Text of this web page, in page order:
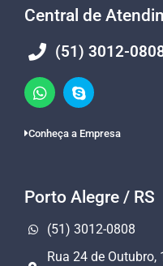
Central de
(51) 3012-
Conheça a Empresa
Porto Alegre / RS
(51) 3012-0808
Rua 24 de